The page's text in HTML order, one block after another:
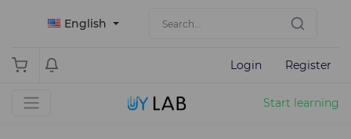
English
Login Register
Start learning